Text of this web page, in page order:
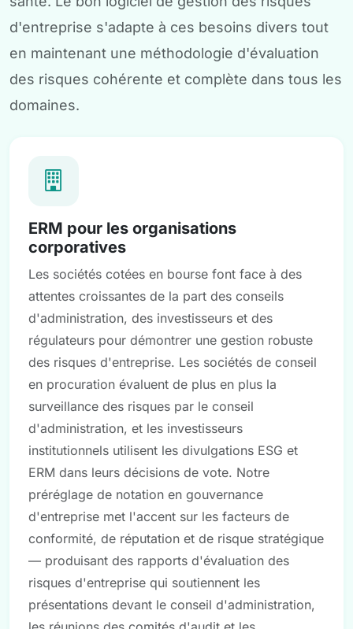
d'entreprise s'adapte à ces besoins divers tout
en maintenant une méthodologie d'évaluation
des risques cohérente et complète dans tous les
domaines.
ERM pour les organisations
corporatives
Les sociétés cotées en bourse font face à des
attentes croissantes de la part des conseils
d'administration, des investisseurs et des
régulateurs pour démontrer une gestion robuste
des risques d'entreprise. Les sociétés de conseil
en procuration évaluent de plus en plus la
surveillance des risques par le conseil
d'administration, et les investisseurs
institutionnels utilisent les divulgations ESG et
ERM dans leurs décisions de vote. Notre
préréglage de notation en gouvernance
d'entreprise met l'accent sur les facteurs de
conformité, de réputation et de risque stratégique
— produisant des rapports d'évaluation des
risques d'entreprise qui soutiennent les
présentations devant le conseil d'administration,